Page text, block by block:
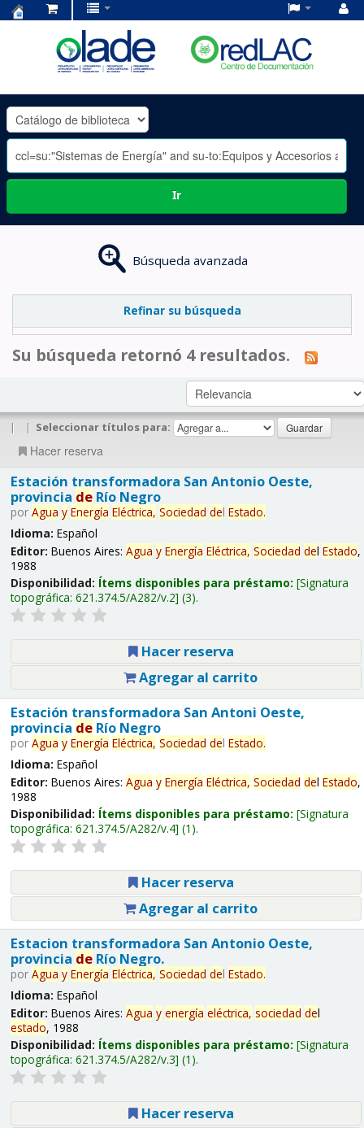
OLADE
-
Ir
Búsqueda avanzada
Refinar su búsqueda
Su búsqueda retornó 4 resultados.
| | Seleccionar títulos para:
Hacer reserva
Estación transformadora San Antonio Oeste,
provincia deRío Negro
por Agua y Energía Eléctrica, Sociedad del Estado.
Idioma: Español
Editor: Buenos Aires: Agua y Energía Eléctrica, Sociedad del Estado,
1988
Disponibilidad: Ítems disponibles para préstamo: Signatura
topográfica: 621.374.5/A282/v.2 (3).
Hacer reserva
Agregar al carrito
Estación transformadora San Antoni Oeste,
provincia deRío Negro
por Agua y Energía Eléctrica, Sociedad del Estado.
Idioma: Español
Editor: Buenos Aires: Agua y Energía Eléctrica, Sociedad del Estado,
1988
Disponibilidad: Ítems disponibles para préstamo: Signatura
topográfica: 621.374.5/A282/v.4 (1).
Hacer reserva
Agregar al carrito
Estacion transformadora San Antonio Oeste,
provincia deRío Negro.
por Agua y Energía Eléctrica, Sociedad del Estado.
Idioma: Español
Editor: Buenos Aires: Agua y energía eléctrica, sociedad del
estado, 1988
Disponibilidad: Ítems disponibles para préstamo: Signatura
topográfica: 621.374.5/A282/v.3 (1).
Hacer reserva